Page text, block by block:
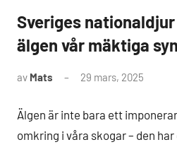
Sveriges
älgen vår mäktiga
av Mats 29 mars, 2025
Älgen är inte bara ett
omkring i våra skogar – den